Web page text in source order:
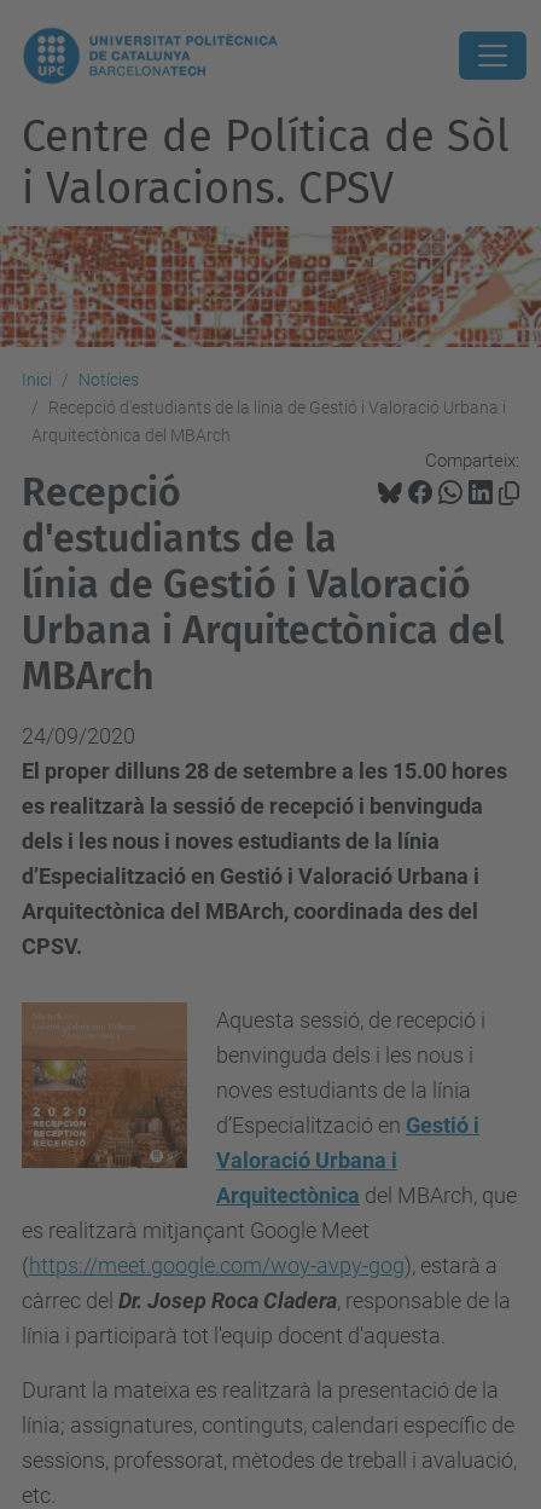
Centre de Política de Sòl
i Valoracions. CPSV
Inici
Notícies
Recepció d'estudiants de la línia de Gestió i Valoració Urbana i
Arquitectònica del MBArch
Comparteix:
Recepció
d'estudiants de la
línia de Gestió i Valoració
Urbana i Arquitectònica del
MBArch
24/09/2020
El proper dilluns 28 de setembre a les 15.00 hores
es realitzarà la sessió de recepció i benvinguda
dels i les nous i noves estudiants de la línia
d’Especialització en Gestió i Valoració Urbana i
Arquitectònica del MBArch, coordinada des del
CPSV.
Aquesta sessió, de recepció i
benvinguda dels i les nous i
noves estudiants de la línia
d’Especialització en Gestió i
Valoració Urbana i
Arquitectònica del MBArch, que
es realitzarà mitjançant Google Meet
(https://meet.google.com/woy-avpy-gog), estarà a
càrrec del Dr. Josep Roca Cladera, responsable de la
línia i participarà tot l'equip docent d'aquesta.
Durant la mateixa es realitzarà la presentació de la
línia; assignatures, continguts, calendari específic de
sessions, professorat, mètodes de treball i avaluació,
etc.